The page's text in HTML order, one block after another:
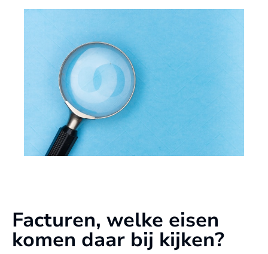
Facturen, welke eisen
komen daar bij kijken?